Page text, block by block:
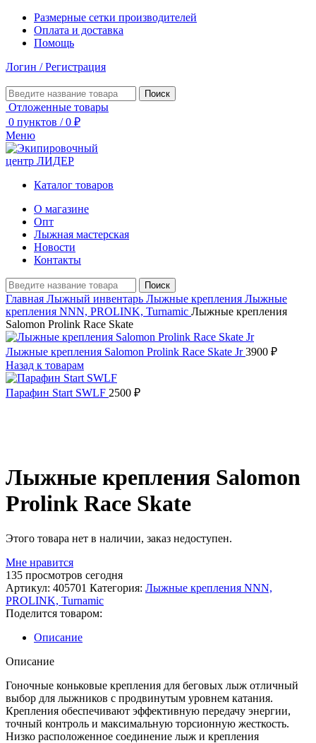
Размерные сетки производителей
Оплата и доставка
Помощь
Логин / Регистрация
Поиск
Отложенные товары
0 пунктов / 0 ₽
Меню
Каталог товаров
О магазине
Опт
Лыжная мастерская
Новости
Контакты
Поиск
Главная Лыжный инвентарь Лыжные крепления Лыжные
крепления NNN, PROLINK, Turnamic Лыжные крепления
Salomon Prolink Race Skate
Лыжные крепления Salomon Prolink Race Skate Jr3900 ₽
Назад к товарам
Парафин Start SWLF 2500 ₽
Лыжные крепления Salomon
Prolink Race Skate
Этого товара нет в наличии, заказ недоступен.
Мне нравится
135 просмотров сегодня
Артикул: 405701 Категория: Лыжные крепления NNN,
PROLINK, Turnamic
Поделится товаром:
Описание
Описание
Гоночные коньковые крепления для беговых лыж отличный
выбор для лыжников с продвинутым уровнем катания.
Крепления обеспечивают эффективную передачу энергии,
точный контроль и максимальную торсионную жесткость.
Низко расположенное соединение лыж и крепления